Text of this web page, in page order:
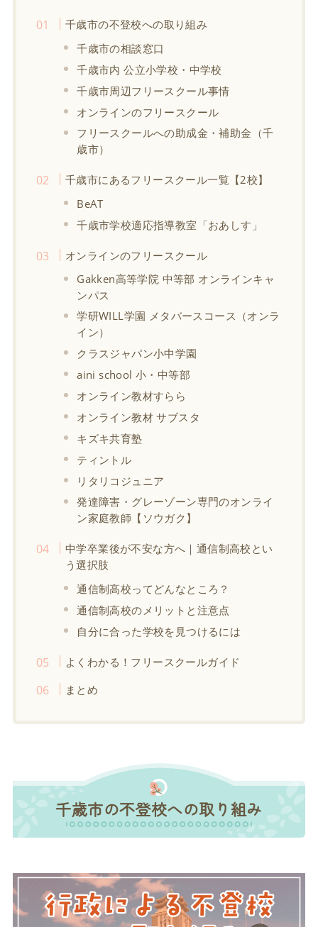
千歳市の不登校への取り組み
千歳市の相談窓口
千歳市内 公立小学校・中学校
千歳市周辺フリースクール事情
オンラインのフリースクール
フリースクールへの助成金・補助金（千
歳市）
千歳市にあるフリースクール一覧【2校】
BeAT
千歳市学校適応指導教室「おあしす」
オンラインのフリースクール
Gakken高等学院 中等部 オンラインキャ
ンパス
学研WILL学園 メタバースコース（オンラ
イン）
クラスジャパン小中学園
aini school 小・中等部
オンライン教材すらら
オンライン教材 サブスタ
キズキ共育塾
ティントル
リタリコジュニア
発達障害・グレーゾーン専門のオンライ
ン家庭教師【ソウガク】
中学卒業後が不安な方へ｜通信制高校とい
う選択肢
通信制高校ってどんなところ？
通信制高校のメリットと注意点
自分に合った学校を見つけるには
よくわかる！フリースクールガイド
まとめ
千歳市の不登校への取り組み